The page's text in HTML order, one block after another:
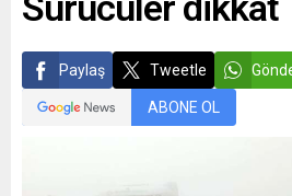
Paylaş Tweetle
ABONE OL